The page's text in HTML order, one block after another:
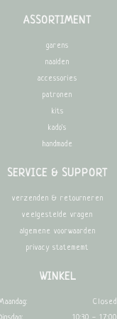
ASSORTIMENT
garens
naalden
accessories
patronen
kits
kado's
handmade
SERVICE & SUPPORT
verzenden & retourneren
veelgestelde vragen
algemene voorwaarden
privacy statememt
WINKEL
Closed